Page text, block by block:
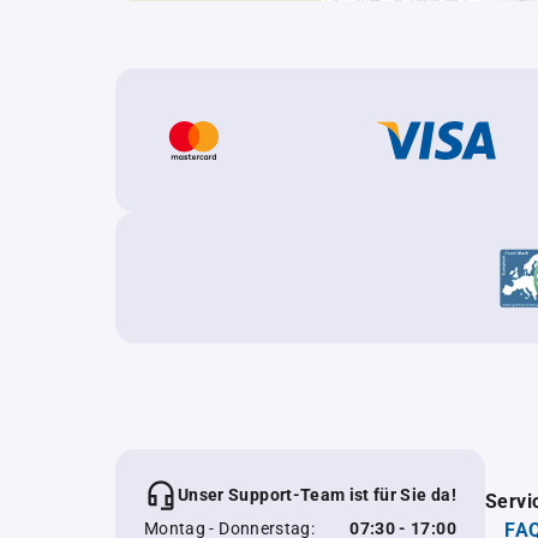
Unser Support-Team ist für Sie da!
Montag - Donnerstag:
07:30 - 17:00